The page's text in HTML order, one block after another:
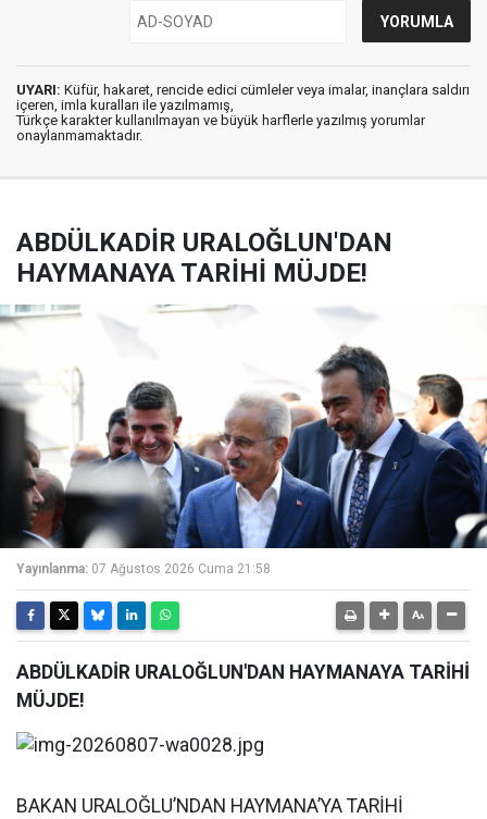
UYARI: Küfür, hakaret, rencide edici cümleler veya imalar, inançlara saldırı
içeren, imla kuralları ile yazılmamış,
Türkçe karakter kullanılmayan ve büyük harflerle yazılmış yorumlar
onaylanmamaktadır.
ABDÜLKADİR URALOĞLUN'DAN
HAYMANAYA TARİHİ MÜJDE!
Yayınlanma: 07 Ağustos 2026 Cuma 21:58
ABDÜLKADİR URALOĞLUN'DAN HAYMANAYA TARİHİ
MÜJDE!
BAKAN URALOĞLU’NDAN HAYMANA’YA TARİHİ